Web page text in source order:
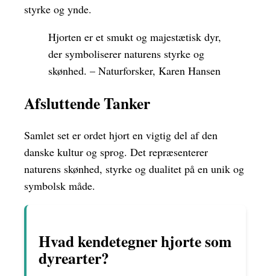
styrke og ynde.
Hjorten er et smukt og majestætisk dyr,
der symboliserer naturens styrke og
skønhed. – Naturforsker, Karen Hansen
Afsluttende Tanker
Samlet set er ordet hjort en vigtig del af den
danske kultur og sprog. Det repræsenterer
naturens skønhed, styrke og dualitet på en unik og
symbolsk måde.
Hvad kendetegner hjorte som
dyrearter?